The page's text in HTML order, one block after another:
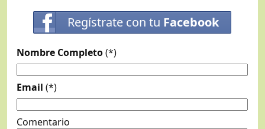
Regístrate con tu Facebook
Nombre Completo(*)
Email (*)
Comentario